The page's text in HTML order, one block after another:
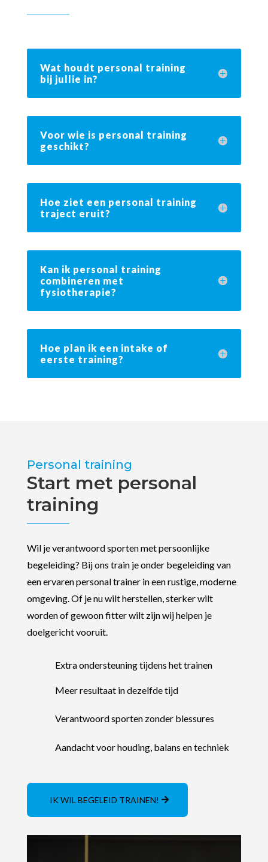
Wat houdt personal training
bij jullie in?
Voor wie is personal training
geschikt?
Hoe ziet een personal training
traject eruit?
Kan ik personal training
combineren met
fysiotherapie?
Hoe plan ik een intake of
eerste training?
Personal training
Start met personal
training
Wil je verantwoord sporten met persoonlijke
begeleiding? Bij ons train je onder begeleiding van
een ervaren personal trainer in een rustige, moderne
omgeving. Of je nu wilt herstellen, sterker wilt
worden of gewoon fitter wilt zijn wij helpen je
doelgericht vooruit.
Extra ondersteuning tijdens het trainen
Meer resultaat in dezelfde tijd
Verantwoord sporten zonder blessures
Aandacht voor houding, balans en techniek
IK WIL BEGELEID TRAINEN!